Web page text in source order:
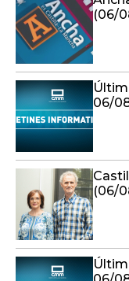
(06/
06/
(06/